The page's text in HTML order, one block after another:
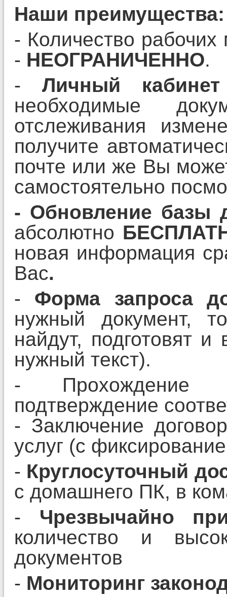
Наши преимущества:
- Количество
- НЕОГРАНИЧЕННО.
- Личный кабинет
необходимые
отслеживания
получите
почте или же Вы
самостоятельно
- Обновление базы
абсолютно
новая информация
Вас.
- Форма запроса
нужный документ,
найдут, подготовят
нужный текст).
- Прохождение
подтверждение
- Заключение
услуг (с
- Круглосуточный
с домашнего ПК, в
- Чрезвычайно
количество и
документов
- Мониторинг